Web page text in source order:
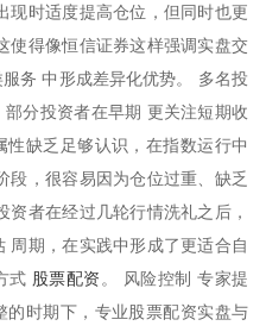
现时适度提高仓位，但同时也更
使得像恒信证券这样强调实盘交
务 中形成差异化优势。 多名投
分投资者在早期 更关注短期收
缺乏足够认识，在指数运行中
段，很容易因为仓位过重、缺乏
资者在经过几轮行情洗礼之后，
周期，在实践中形成了更适合自
式 股票配资 。 风险控制 专家提
时期下，专业股票配资实盘与